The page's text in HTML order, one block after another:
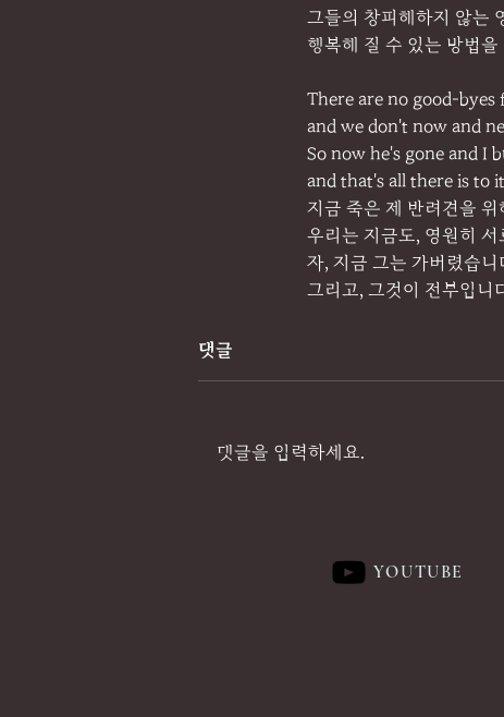
그들의 창피해하지 않는
행복해 질 수 있는 방법을
There are no good-byes
and we don't now and
So now he's gone and I
and that's all there is to it.
지금 죽은 제 반려견을 위
우리는 지금도, 영원히 서
자, 지금 그는 가버렸습니
그리고, 그것이 전부입니
댓글
댓글을 입력하세요.
YOUTUBE